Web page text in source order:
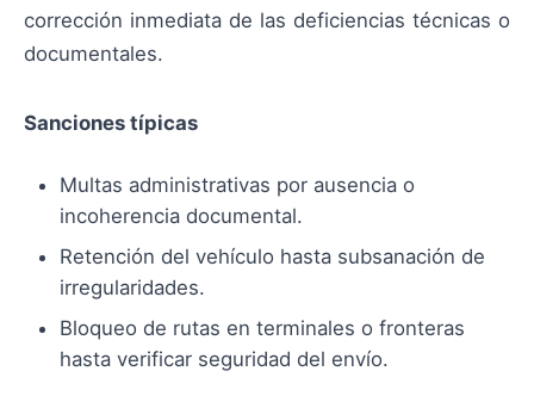
corrección inmediata de las deficiencias técnicas o
documentales.
Sanciones típicas
Multas administrativas por ausencia o
incoherencia documental.
Retención del vehículo hasta subsanación de
irregularidades.
Bloqueo de rutas en terminales o fronteras
hasta verificar seguridad del envío.